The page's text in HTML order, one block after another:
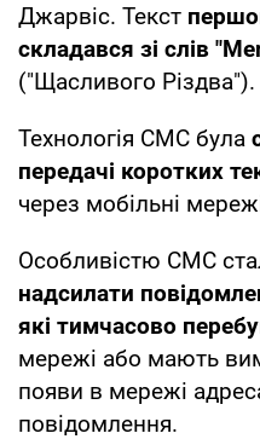
Джарвіс. Текст
складався зі слів
("Щасливого Різдва").
Технологія СМС була
передачі коротких
через мобільні
Особливістю СМС
надсилати
які тимчасово
мережі або мають
появи в мережі
повідомлення.